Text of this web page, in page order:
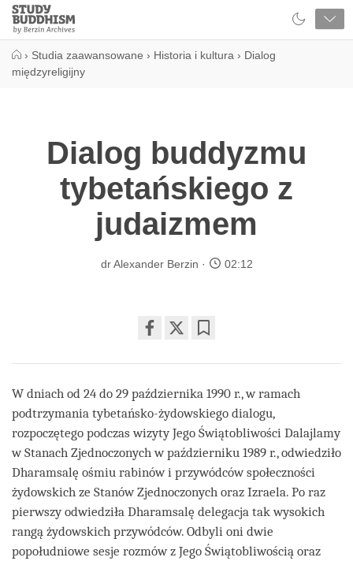
Close
Study
Buddhism
› Studia zaawansowane › Historia i kultura › Dialog
międzyreligijny
Dialog buddyzmu
tybetańskiego z
judaizmem
dr Alexander Berzin 02:12
on
facebook
W dniach od 24 do 29 października 1990 r., w ramach
podtrzymania tybetańsko-żydowskiego dialogu,
rozpoczętego podczas wizyty Jego Świątobliwości Dalajlamy
w Stanach Zjednoczonych w październiku 1989 r., odwiedziło
Dharamsalę ośmiu rabinów i przywódców społeczności
żydowskich ze Stanów Zjednoczonych oraz Izraela. Po raz
pierwszy odwiedziła Dharamsalę delegacja tak wysokich
rangą żydowskich przywódców. Odbyli oni dwie
popołudniowe sesje rozmów z Jego Świątobliwością oraz